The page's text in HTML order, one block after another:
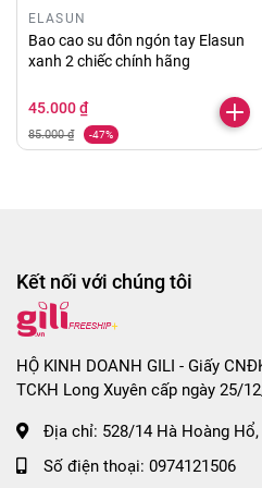
đường tình dục.
NGÓN TAY:
- Bảo quản sản phẩm nơi
- Sản phẩm chưa sử
nguyên tình trạng như khi
- Các nhu cầu hỗ trợ
Shop để được hỗ trợ tốt
MỘT SỐ TIP KHI DÙNG
ELASUN
Bao cao su đôn ngón tay Elasun
xanh 2 chiếc chính hãng
45.000 ₫
85.000 ₫ -47%
Kết nối với chúng tôi
HỘ KINH DOANH GILI - Giấy
TCKH Long Xuyên cấp ngày 25/
Địa chỉ: 528/14 Hà Hoàng
Số điện thoại: 0974121506